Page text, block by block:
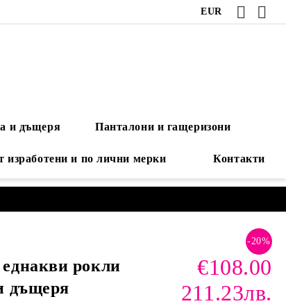
EUR
и дъщеря Панталони и гащеризони
изработени и по лични мерки Контакти
рокли
дъщеря
-20%
€108.00
211.23лв.